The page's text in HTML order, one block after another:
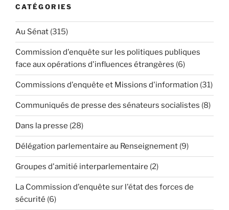
CATÉGORIES
Au Sénat (315)
Commission d'enquête sur les politiques publiques
face aux opérations d'influences étrangères (6)
Commissions d'enquête et Missions d'information (31)
Communiqués de presse des sénateurs socialistes (8)
Dans la presse (28)
Délégation parlementaire au Renseignement (9)
Groupes d'amitié interparlementaire (2)
La Commission d'enquête sur l'état des forces de
sécurité (6)